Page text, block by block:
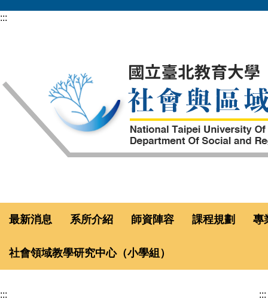
跳
到
容
區
:::
最新消息 系所介紹 師資陣容 課程規劃 專
社會領域教學研究中心（小學組）
::: :::